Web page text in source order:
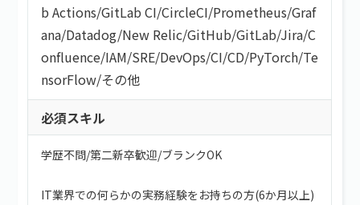
b Actions/GitLab CI/CircleCI/Prometheus/Graf
ana/Datadog/New Relic/GitHub/GitLab/Jira/C
onfluence/IAM/SRE/DevOps/CI/CD/PyTorch/Te
nsorFlow/その他
必須スキル
学歴不問/第二新卒歓迎/ブランクOK
IT業界での何らかの実務経験をお持ちの方(6か月以上)